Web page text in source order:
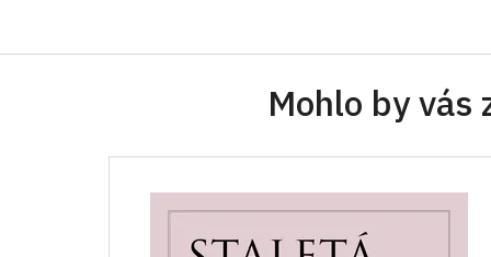
Mohlo by vás